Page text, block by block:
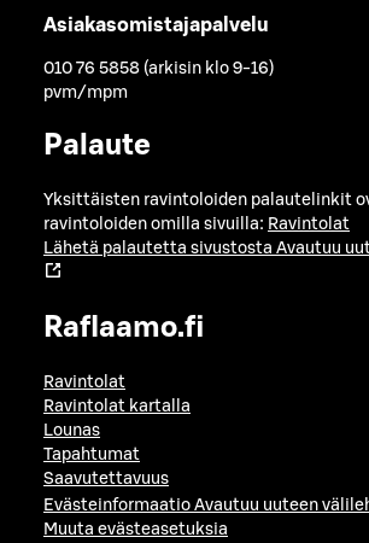
Asiakasomistajapalvelu
010 76 5858 (arkisin klo 9-16)
pvm/mpm
Palaute
Yksittäisten ravintoloiden palautelinkit
ravintoloiden omilla sivuilla: Ravintolat
Lähetä palautetta sivustosta Avautuu
Raflaamo.fi
Ravintolat
Ravintolat kartalla
Lounas
Tapahtumat
Saavutettavuus
Evästeinformaatio Avautuu uuteen
Muuta evästeasetuksia